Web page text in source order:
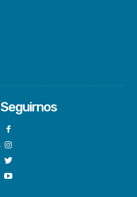
Seguirnos